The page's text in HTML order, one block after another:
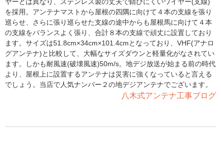
を採用。アンテナマストから屋根の四隅に向けて４本の支線を張り
巡らせ、さらに張り巡らせた支線の途中からも屋根馬に向けて４本
の支線をバランスよく張り、合計８本の支線で頑丈に設置しており
ます。サイズは51.8cm×34cm×101.4cmとなっており、VHF(アナロ
グアンテナ)と比較して、大幅なサイズダウンと軽量化がなされてい
ます。しかも耐風速(破壊風速)50m/s。地デジ放送が始まる前の時代
より、屋根上に設置するアンテナは災害に強くなっていると言える
でしょう。当店で人気ナンバー２の地デジアンテナでございます。
八木式アンテナ工事ブログ